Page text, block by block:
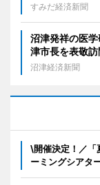
すみだ経済新聞
沼津発祥の医
津市長を表敬訪
沼津経済新聞
\開催決定！／「
ーミングシアター